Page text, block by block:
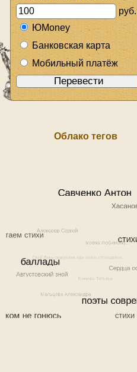
руб.
ЮMoney
Банковская карта
Мобильный платёж
Облако тегов